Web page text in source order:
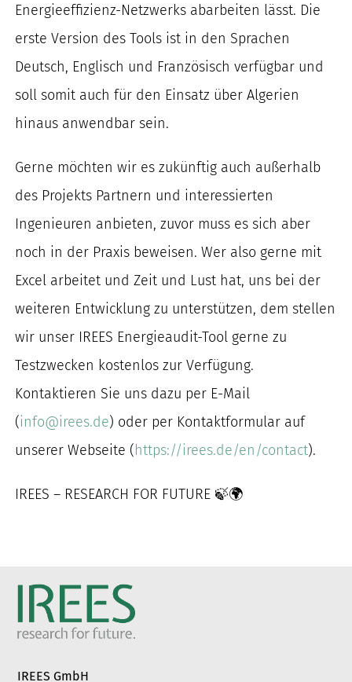
Energieeffizienz-Netzwerks abarbeiten lässt. Die
erste Version des Tools ist in den Sprachen
Deutsch, Englisch und Französisch verfügbar und
soll somit auch für den Einsatz über Algerien
hinaus anwendbar sein.
Gerne möchten wir es zukünftig auch außerhalb
des Projekts Partnern und interessierten
Ingenieuren anbieten, zuvor muss es sich aber
noch in der Praxis beweisen. Wer also gerne mit
Excel arbeitet und Zeit und Lust hat, uns bei der
weiteren Entwicklung zu unterstützen, dem stellen
wir unser IREES Energieaudit-Tool gerne zu
Testzwecken kostenlos zur Verfügung.
Kontaktieren Sie uns dazu per E-Mail
(info@irees.de) oder per Kontaktformular auf
unserer Webseite (https://irees.de/en/contact).
IREES – RESEARCH FOR FUTURE 🍃🌍
IREES GmbH